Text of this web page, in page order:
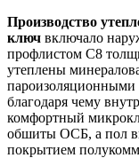
Производство
ключ включало
профлистом С8
утеплены
благодаря чему
комфортный
обшиты ОСБ, а пол
покрытием